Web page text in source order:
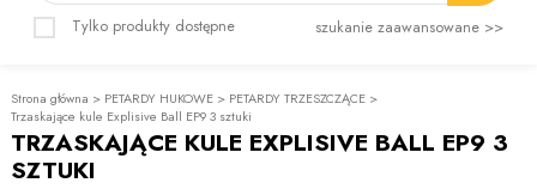
Tylko produkty dostępne szukanie zaawansowane >>
Strona główna > PETARDY HUKOWE > PETARDY TRZESZCZĄCE >
Trzaskające kule Explisive Ball EP9 3 sztuki
TRZASKAJĄCE KULE EXPLISIVE BALL EP9 3
SZTUKI